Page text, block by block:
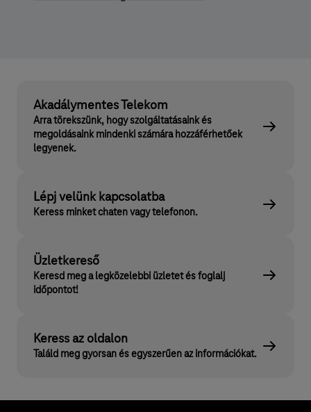
Akadálymentes Telekom
Arra törekszünk, hogy szolgáltatásaink és
megoldásaink mindenki számára hozzáférhetőek
legyenek.
Lépj velünk kapcsolatba
Keress minket chaten vagy telefonon.
Üzletkereső
Keresd meg a legközelebbi üzletet és foglalj
időpontot!
Keress az oldalon
Találd meg gyorsan és egyszerűen az információkat.